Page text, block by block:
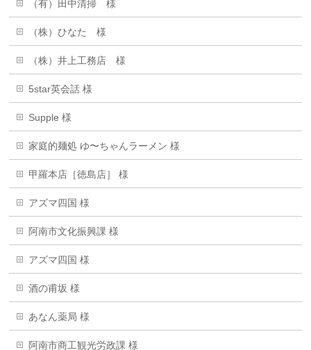
（有）田中清掃 様
（株）ひなた 様
（株）井上工務店 様
5star英会話 様
Supple 様
家庭的麺処 ゆ〜ちゃんラーメン 様
甲羅本店［徳島店］ 様
アズマ四国 様
阿南市文化振興課 様
アズマ四国 様
酒の甫坂 様
あなん薬局 様
阿南市商工観光労政課 様